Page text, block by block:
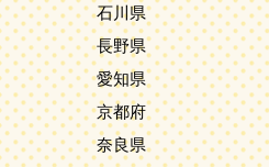
石川県
長野県
愛知県
京都府
奈良県